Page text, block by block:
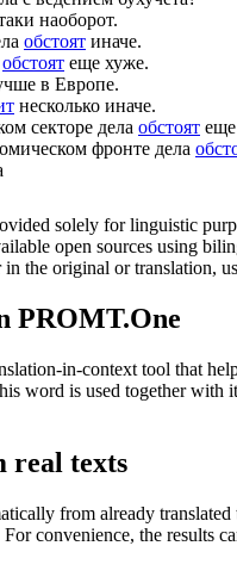
наоборот.
обстоят иначе.
обстоят еще хуже.
в Европе.
несколько иначе.
секторе дела обстоят
фронте дела
solely for linguistic
open sources using
the original or translation,
PROMT.One
in-context tool that
word is used together with
real texts
from already
convenience, the results